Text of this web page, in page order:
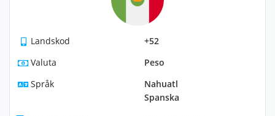
Landskod
+52
Valuta
Peso
Språk
Nahuatl
Spanska